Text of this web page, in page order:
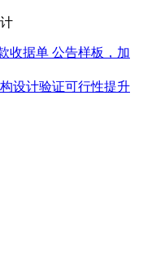
收据单 公告样板，加
设计验证可行性提升